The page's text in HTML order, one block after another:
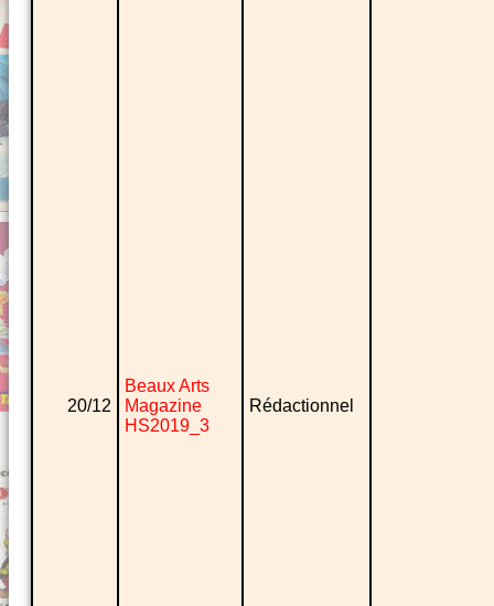
20/12
Beaux Arts
Magazine
HS2019_3
Rédactionnel